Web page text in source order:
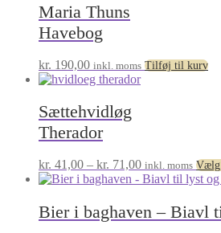
Maria Thuns
Havebog
kr. 190,00 inkl. moms Tilføj til kurv
Sættehvidløg
Therador
kr. 41,00 – kr. 71,00Prisinterval:
kr. 41,00
kr. 71,00
inkl. moms Vælg
Bier i baghaven – Biavl